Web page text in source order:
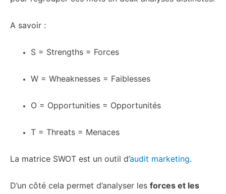
A savoir :
S = Strengths = Forces
W = Wheaknesses = Faiblesses
O = Opportunities = Opportunités
T = Threats = Menaces
La matrice SWOT est un outil d’audit marketing.
D’un côté cela permet d’analyser les forces et les